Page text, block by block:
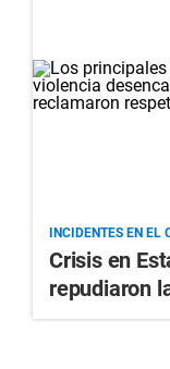
INCIDENTES EN EL
Crisis en
repudiaron